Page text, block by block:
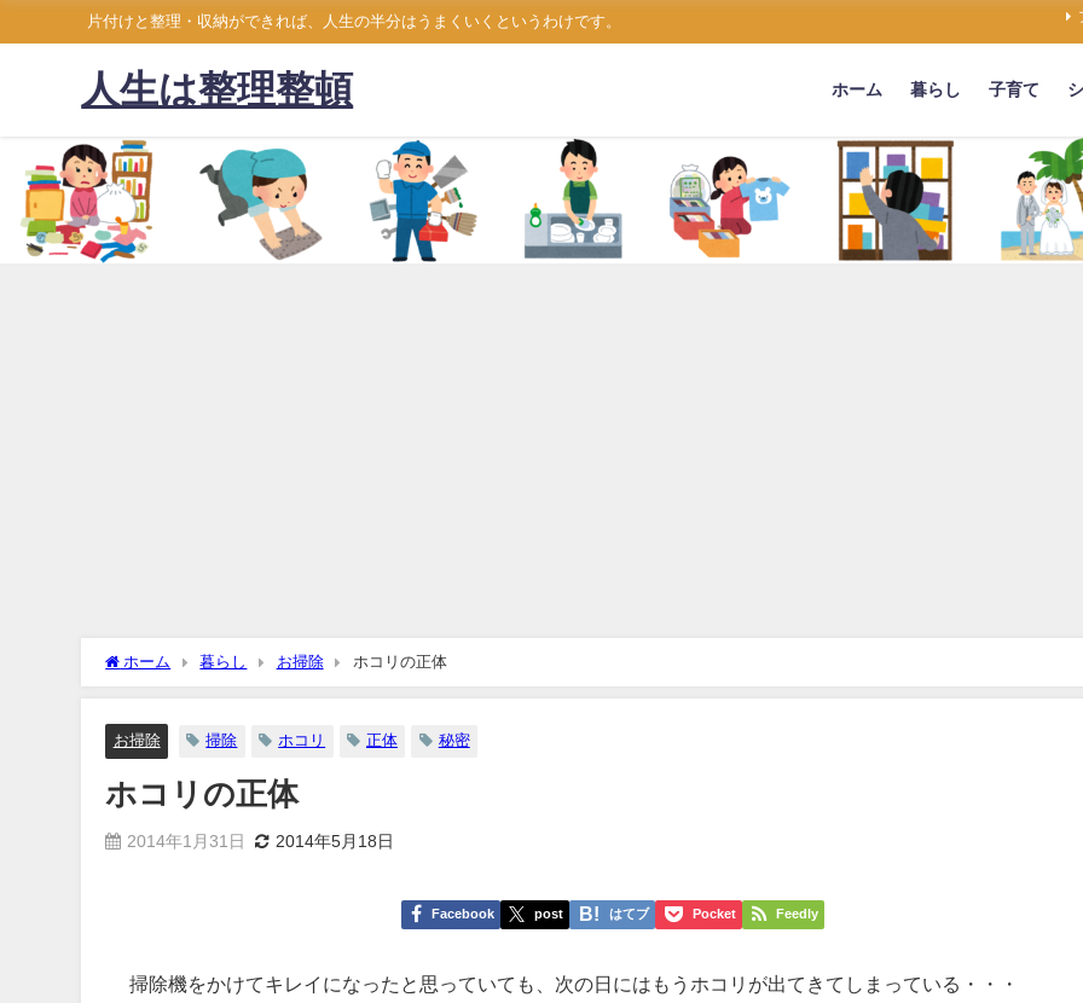
片付けと整理・収納ができれば、人生の半分はうまくいくというわけです。
人生は整理整頓 ホーム 暮らし 子育て
ホーム 暮らし お掃除 ホコリの正体
お掃除 掃除 ホコリ 正体 秘密
ホコリの正体
2014年1月31日 2014年5月18日
Facebook post はてブ Pocket Feedly
掃除機をかけてキレイになったと思っていても、次の日にはもうホコリが出てきてしまっている・・・